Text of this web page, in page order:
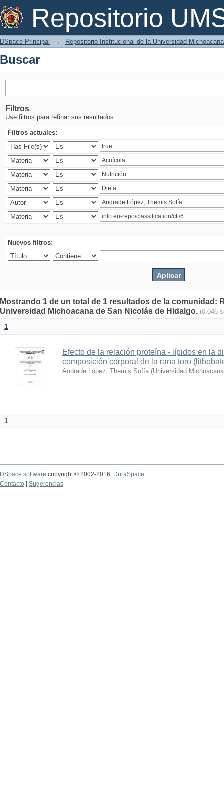
Repositorio
Buscar
DSpace Principal → Repositorio Institucional de la Universidad
Buscar
Filtros
Use filtros para refinar sus resultados.
Filtros actuales:
Nuevos filtros:
Mostrando 1 de un total de 1 resultados de la comunidad:
Universidad Michoacana de San Nicolás de Hidalgo. (0.046
1
Efecto de la relación proteína - lípidos en la
composición corporal de la rana toro
Andrade López, Themis Sofía (Universidad
1
DSpace software copyright © 2002-2016
DuraSpace
Contacto
Sugerencias